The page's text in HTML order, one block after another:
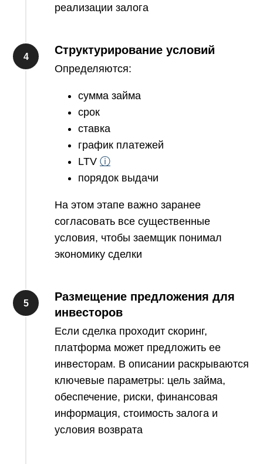
реализации залога
Структурирование условий
Определяются:
сумма займа
срок
ставка
график платежей
LTV ⓘ
порядок выдачи
На этом этапе важно заранее
согласовать все существенные
условия, чтобы заемщик понимал
экономику сделки
Размещение предложения для
инвесторов
Если сделка проходит скоринг,
платформа может предложить ее
инвесторам. В описании раскрываются
ключевые параметры: цель займа,
обеспечение, риски, финансовая
информация, стоимость залога и
условия возврата